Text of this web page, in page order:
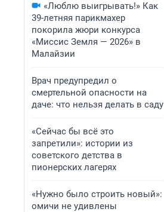
«Люблю выигрывать!» Как
39-летняя парикмахер
покорила жюри конкурса
«Миссис Земля — 2026» в
Малайзии
Врач предупредил о
смертельной опасности на
даче: что нельзя делать в саду
«Сейчас бы всё это
запретили»: истории из
советского детства в
пионерских лагерях
«Нужно было строить новый»:
омичи не удивлены